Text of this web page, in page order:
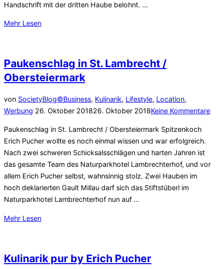
Handschrift mit der dritten Haube belohnt. …
Mehr über
Gault
Millaut
im
Lambrechterhof
–
Stiftsstüberl“
Lesen
Paukenschlag in St. Lambrecht /
Obersteiermark
von SocietyBlog©Business, Kulinarik, Lifestyle, Location,
Werbung Veröffentlicht
26. Oktober 201826. Oktober 2018Keine Kommentare
Paukenschlag in St. Lambrecht / Obersteiermark Spitzenkoch
Erich Pucher wollte es noch einmal wissen und war erfolgreich.
Nach zwei schweren Schicksalsschlägen und harten Jahren ist
das gesamte Team des Naturparkhotel Lambrechterhof, und vor
allem Erich Pucher selbst, wahnsinnig stolz. Zwei Hauben im
hoch deklarierten Gault Millau darf sich das Stiftstüberl im
Naturparkhotel Lambrechterhof nun auf …
Mehr über
St.
Lambrecht
Lesen
Kulinarik pur by Erich Pucher